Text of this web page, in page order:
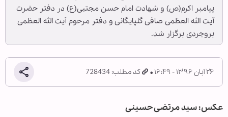
پیامبر اکرم(ص) و شهادت امام حسن مجتبی(ع) در دفتر حضرت
آیت الله العظمی صافی گلپایگانی و دفتر مرحوم آیت الله العظمی
بروجردی برگزار شد.
۲۶ آبان ۱۳۹۶ - ۱۶:۴۹ کد مطلب: 728434
عکس: سید مرتضی حسینی